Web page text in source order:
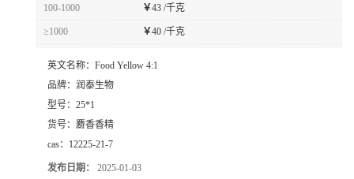
100-1000 ￥43 /千克
≥1000 ￥40 /千克
英文名称： Food Yellow 4:1
品牌： 润泰生物
型号： 25*1
货号： 麝香香精
cas： 12225-21-7
发布日期： 2025-01-03